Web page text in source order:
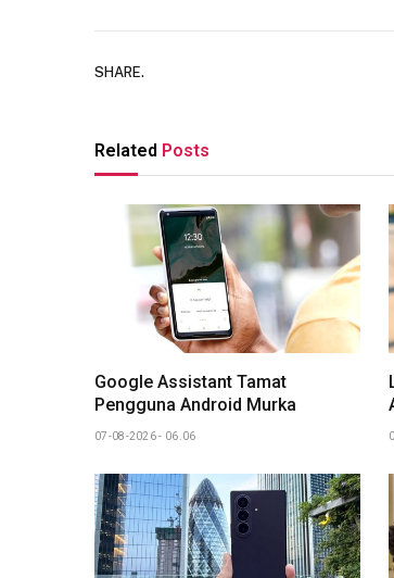
SHARE.
Related Posts
Google Assistant Tamat
Pengguna Android Murka
07-08-2026 - 06.06